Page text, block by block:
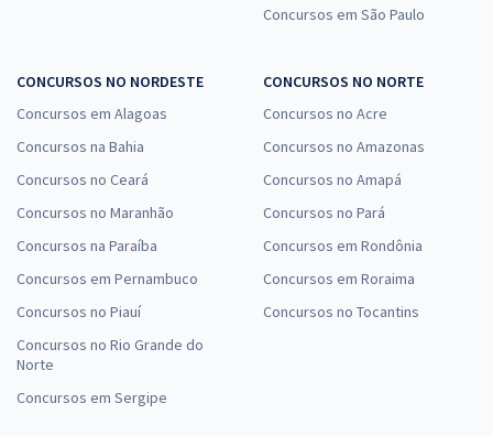
Concursos em São Paulo
CONCURSOS NO NORDESTE
Concursos em Alagoas
Concursos na Bahia
Concursos no Ceará
Concursos no Maranhão
Concursos na Paraíba
Concursos em Pernambuco
Concursos no Piauí
Concursos no Rio Grande do
Norte
Concursos em Sergipe
CONCURSOS NO NORTE
Concursos no Acre
Concursos no Amazonas
Concursos no Amapá
Concursos no Pará
Concursos em Rondônia
Concursos em Roraima
Concursos no Tocantins